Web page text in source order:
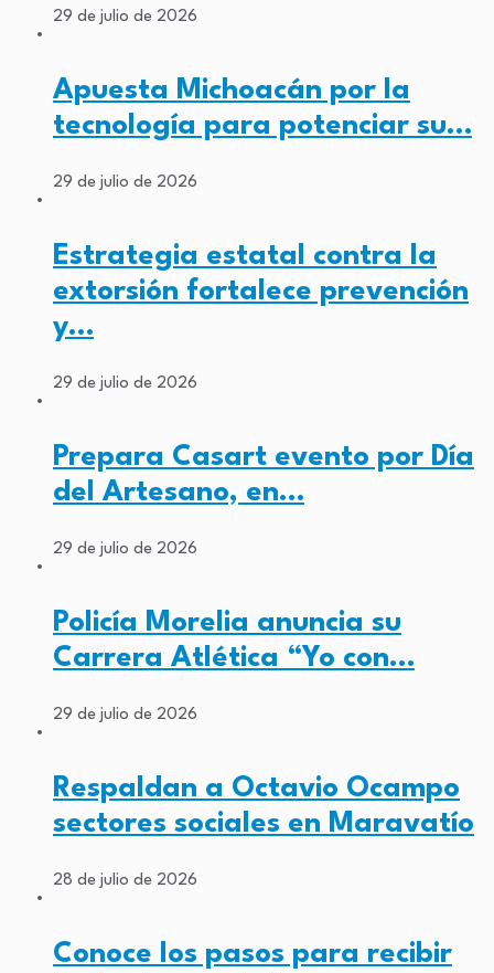
29 de julio de 2026
Apuesta Michoacán por la
tecnología para potenciar su…
29 de julio de 2026
Estrategia estatal contra la
extorsión fortalece prevención
y…
29 de julio de 2026
Prepara Casart evento por Día
del Artesano, en…
29 de julio de 2026
Policía Morelia anuncia su
Carrera Atlética “Yo con…
29 de julio de 2026
Respaldan a Octavio Ocampo
sectores sociales en Maravatío
28 de julio de 2026
Conoce los pasos para recibir